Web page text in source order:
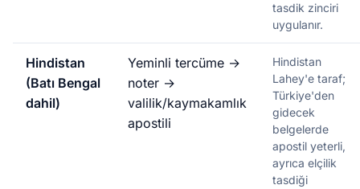
tasdik zinciri
uygulanır.
Hindistan
(Batı Bengal
dahil)
Yeminli tercüme →
noter →
valilik/kaymakamlık
apostili
Hindistan
Lahey'e taraf;
Türkiye'den
gidecek
belgelerde
apostil yeterli,
ayrıca elçilik
tasdiği